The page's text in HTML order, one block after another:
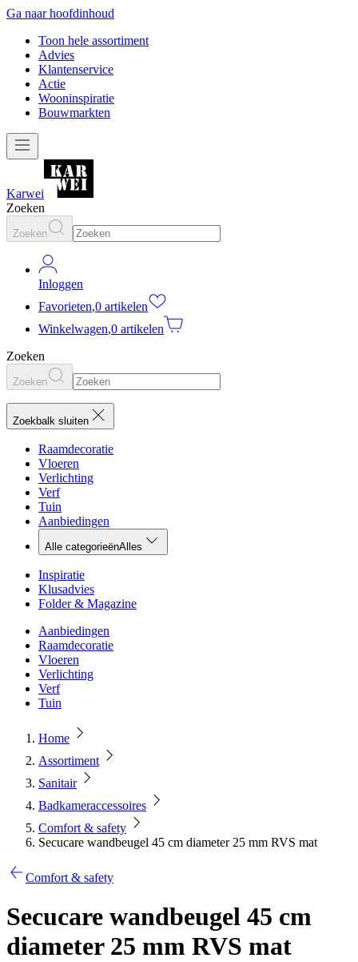
Ga naar hoofdinhoud
Toon hele assortiment
Advies
Klantenservice
Actie
Wooninspiratie
Bouwmarkten
Karwei
Zoeken
Zoeken
Inloggen
Favorieten,0 artikelen
Winkelwagen,0 artikelen
Zoeken
Zoeken
Zoekbalk sluiten
Raamdecoratie
Vloeren
Verlichting
Verf
Tuin
Aanbiedingen
Alle categorieënAlles
Inspiratie
Klusadvies
Folder & Magazine
Aanbiedingen
Raamdecoratie
Vloeren
Verlichting
Verf
Tuin
Home
Assortiment
Sanitair
Badkameraccessoires
Comfort & safety
Secucare wandbeugel 45 cm diameter 25 mm RVS mat
Comfort & safety
Secucare wandbeugel 45 cm
diameter 25 mm RVS mat